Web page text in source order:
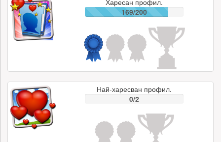
Харесан профил.
169/200
Най-харесван профил.
0/2